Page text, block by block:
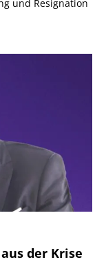
und Resignation
der Krise